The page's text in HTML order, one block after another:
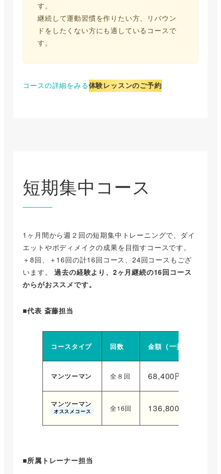
す。
継続して運動習慣を作りたい方、リバウン
ドをしたくない方にも適しているコースで
す。
コースの詳細をみる体験レッスンのご予約
短期集中コース
1ヶ月間から週２回の短期集中トレーニングで、ダイ
エットやボディメイクの成果を目指すコースです。
＋8回、＋16回の計16回コース、24回コースもござ
います。
過去の経験より、2ヶ月継続の16回コース
からがおススメです。
■代表 斎藤担当
コースタイプ 回数 金額（一括）
マンツーマン 全８回 68,400円
マンツーマン
オススメコース 全16回 136,800円
■所属トレーナー担当